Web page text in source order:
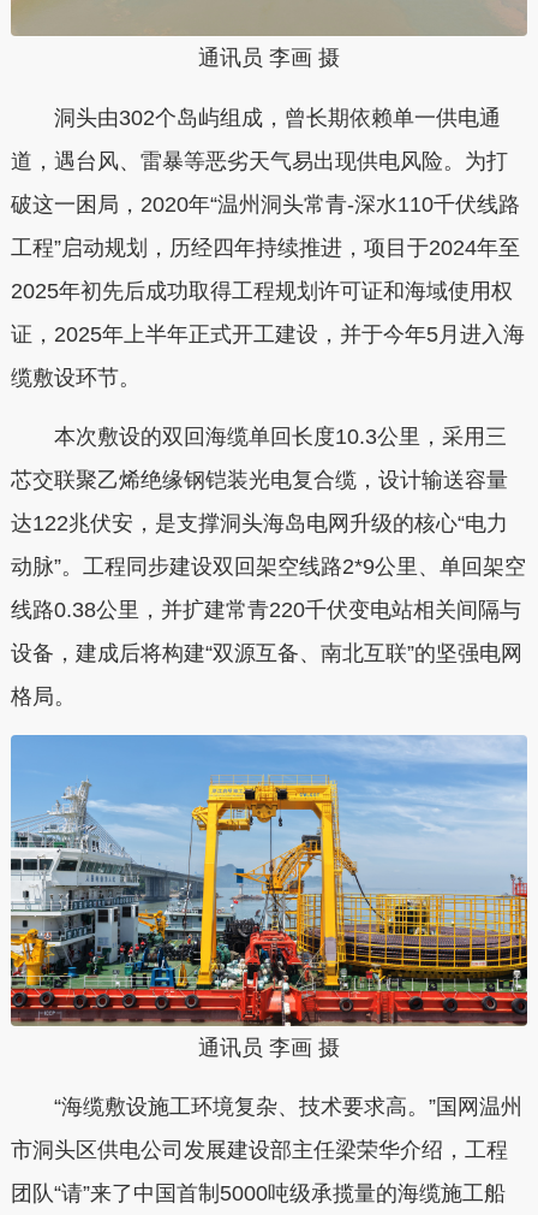
通讯员 李画 摄
洞头由302个岛屿组成，曾长期依赖单一供电通
道，遇台风、雷暴等恶劣天气易出现供电风险。为打
破这一困局，2020年“温州洞头常青-深水110千伏线路
工程”启动规划，历经四年持续推进，项目于2024年至
2025年初先后成功取得工程规划许可证和海域使用权
证， 2025年上半年正式开工建设， 并于今年5月进入海
缆敷设环节。
本次敷设的双回海缆单回长度10.3公里，采用三
芯交联聚乙烯绝缘钢铠装光电复合缆，设计输送容量
达122兆伏安，是支撑洞头海岛电网升级的核心“电力
动脉”。工程同步建设双回架空线路2*9公里、单回架空
线路0.38公里，并扩建常青220千伏变电站相关间隔与
设备，建成后将构建“双源互备、南北互联”的坚强电网
格局。
通讯员 李画 摄
“海缆敷设施工环境复杂、技术要求高。”国网温州
市洞头区供电公司发展建设部主任梁荣华介绍，工程
团队“请”来了中国首制5000吨级承揽量的海缆施工船